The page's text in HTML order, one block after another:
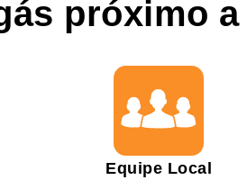
próximo
Equipe Local